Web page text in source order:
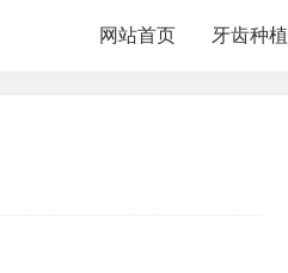
网站首页 牙齿种植